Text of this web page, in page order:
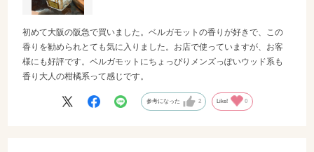
初めて大阪の阪急で買いました。ベルガモットの香りが好きで、この
香りを勧められとても気に入りました。お店で使っていますが、お客
様にも好評です。ベルガモットにちょっぴりメンズっぽいウッド系も
香り大人の柑橘系って感じです。
参考になった 2 Like! 0